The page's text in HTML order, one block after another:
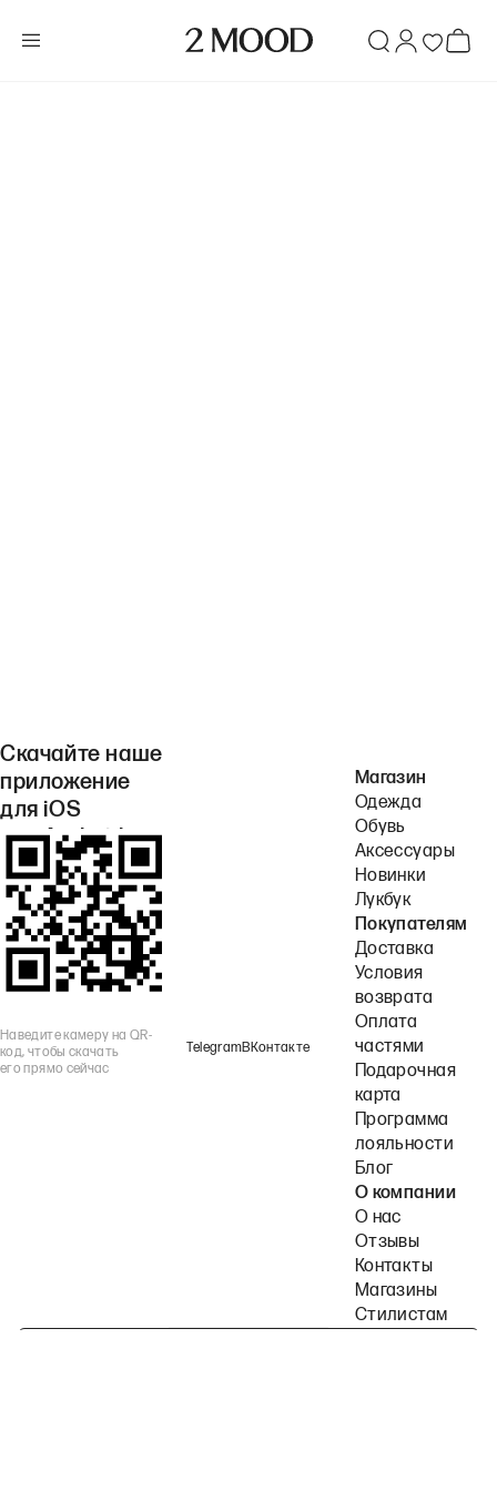
Скачайте наше
приложение
для iOS
или Android.
Наведите камеру на QR-
код, чтобы скачать
его прямо сейчас
TelegramВКонтакте
Магазин
Одежда
Обувь
Аксессуары
Новинки
Лукбук
Покупателям
Доставка
Условия
возврата
Оплата
частями
Подарочная
карта
Программа
лояльности
Блог
О компании
О нас
Отзывы
Контакты
Магазины
Стилистам